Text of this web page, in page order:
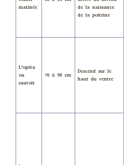
matinée
de la naissance
de la poitrine
L’opéra
ou
sautoir
70 à 90 cm
Descend sur le
haut du ventre